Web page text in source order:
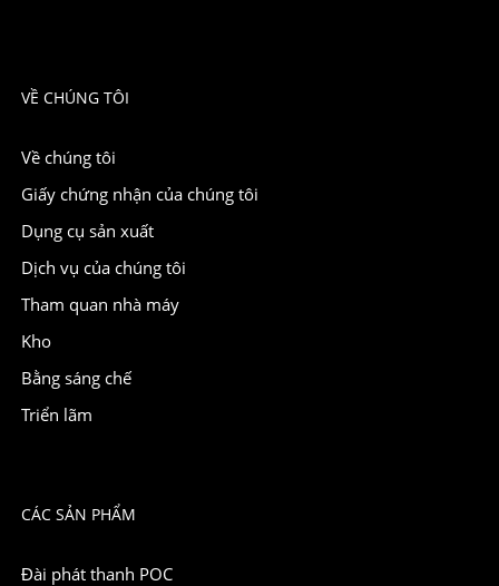
VỀ CHÚNG TÔI
Về chúng tôi
Giấy chứng nhận của chúng tôi
Dụng cụ sản xuất
Dịch vụ của chúng tôi
Tham quan nhà máy
Kho
Bằng sáng chế
Triển lãm
CÁC SẢN PHẨM
Đài phát thanh POC